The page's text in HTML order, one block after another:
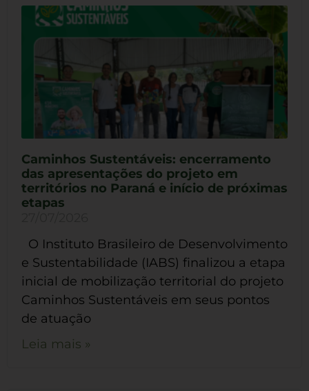
Caminhos Sustentáveis: encerramento
das apresentações do projeto em
territórios no Paraná e início de próximas
etapas
O Instituto Brasileiro de Desenvolvimento
e Sustentabilidade (IABS) finalizou a etapa
inicial de mobilização territorial do projeto
Caminhos Sustentáveis em seus pontos
de atuação
Leia mais »